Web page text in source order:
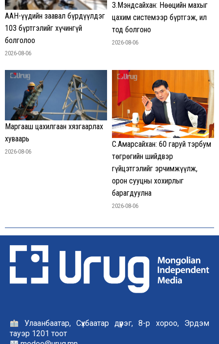
ААН-үүдийн заавал бүрдүүлдэг
103 бүртгэлийг хүчингүй
болголоо
2026-08-06
З.Мэндсайхан: Нөөцийн махыг
цахим системээр бүртгэж, ил
тод болгоно
2026-08-06
Маргааш цахилгаан хязгаарлах
хуваарь
2026-08-06
С.Амарсайхан: 60 гаруй тэрбум
төгрөгийн шийдвэр
гүйцэтгэлийг эрчимжүүлж,
орон сууцны хохирлыг
барагдуулна
2026-08-06
Улаанбаатар, Сүхбаатар дүүрэг, 8-р хороо, Эрдэм
тауэр 1201 тоот